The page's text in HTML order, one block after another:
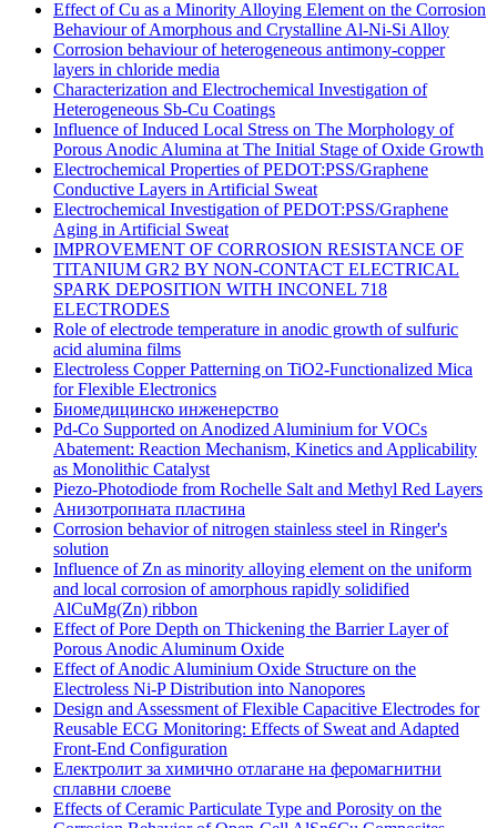
Effect of Cu as a Minority Alloying Element on the Corrosion
Behaviour of Amorphous and Crystalline Al-Ni-Si Alloy
Corrosion behaviour of heterogeneous antimony-copper
layers in chloride media
Characterization and Electrochemical Investigation of
Heterogeneous Sb-Cu Coatings
Influence of Induced Local Stress on The Morphology of
Porous Anodic Alumina at The Initial Stage of Oxide Growth
Electrochemical Properties of PEDOT:PSS/Graphene
Conductive Layers in Artificial Sweat
Electrochemical Investigation of PEDOT:PSS/Graphene
Aging in Artificial Sweat
IMPROVEMENT OF CORROSION RESISTANCE OF
TITANIUM GR2 BY NON-CONTACT ELECTRICAL
SPARK DEPOSITION WITH INCONEL 718
ELECTRODES
Role of electrode temperature in anodic growth of sulfuric
acid alumina films
Electroless Copper Patterning on TiO2-Functionalized Mica
for Flexible Electronics
Биомедицинско инженерство
Pd-Co Supported on Anodized Aluminium for VOCs
Abatement: Reaction Mechanism, Kinetics and Applicability
as Monolithic Catalyst
Piezo-Photodiode from Rochelle Salt and Methyl Red Layers
Анизотропната пластина
Corrosion behavior of nitrogen stainless steel in Ringer's
solution
Influence of Zn as minority alloying element on the uniform
and local corrosion of amorphous rapidly solidified
AlCuMg(Zn) ribbon
Effect of Pore Depth on Thickening the Barrier Layer of
Porous Anodic Aluminum Oxide
Effect of Anodic Aluminium Oxide Structure on the
Electroless Ni-P Distribution into Nanopores
Design and Assessment of Flexible Capacitive Electrodes for
Reusable ECG Monitoring: Effects of Sweat and Adapted
Front-End Configuration
Електролит за химично отлагане на феромагнитни
сплавни слоеве
Effects of Ceramic Particulate Type and Porosity on the